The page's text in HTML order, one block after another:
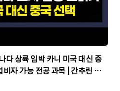
다 상륙 임박 카니 미국 대신 중
자 가능 전공 과목 | 간추린 캐
코리안뉴스